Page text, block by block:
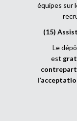
équipes sur
(15)
Le
est